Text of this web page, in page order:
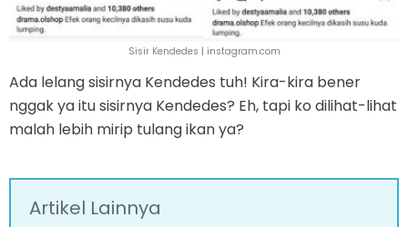
Sisir Kendedes | instagram.com
Ada lelang sisirnya Kendedes tuh! Kira-kira bener
nggak ya itu sisirnya Kendedes? Eh, tapi ko dilihat-lihat
malah lebih mirip tulang ikan ya?
Artikel Lainnya